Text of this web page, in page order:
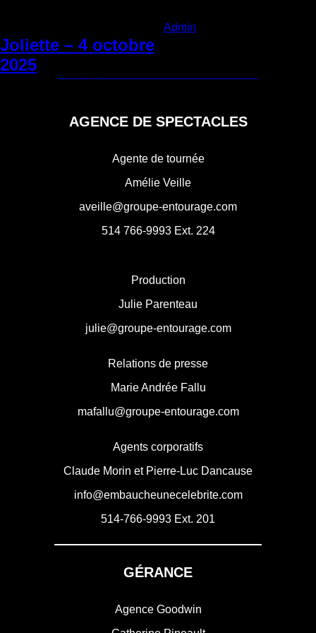
Joliette – 4 octobre
2025
Admin
Categories:
de
AGENCE DE SPECTACLES
Agente de tournée
Amélie Veille
aveille@groupe-entourage.com
514 766-9993Ext. 224
Production
Julie Parenteau
julie@groupe-entourage.com
Relations de presse
Marie Andrée Fallu
mafallu@groupe-entourage.com
Agents corporatifs
Claude Morin et Pierre-Luc Dancause
info@embaucheunecelebrite.com
514-766-9993 Ext. 201
GÉRANCE
Agence Goodwin